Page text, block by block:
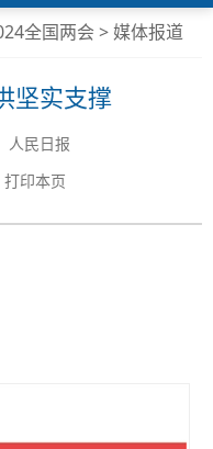
全国两会 >媒体报道
坚实支撑
民日报
打印本页